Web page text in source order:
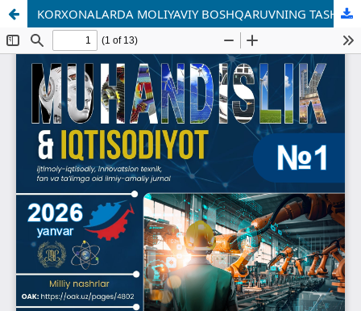
KORXONALARDA MOLIYAVIY BOSHQARUVNING TASHKILIY VA IQTISODIY MASALALARI